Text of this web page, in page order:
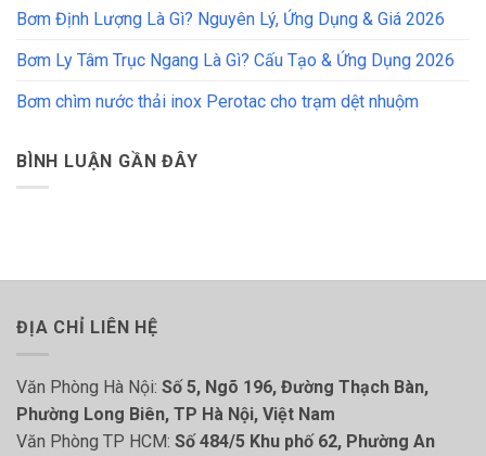
Bơm Định Lượng Là Gì? Nguyên Lý, Ứng Dụng & Giá 2026
Bơm Ly Tâm Trục Ngang Là Gì? Cấu Tạo & Ứng Dụng 2026
Bơm chìm nước thải inox Perotac cho trạm dệt nhuộm
BÌNH LUẬN GẦN ĐÂY
ĐỊA CHỈ LIÊN HỆ
Văn Phòng Hà Nội: Số 5, Ngõ 196, Đường Thạch Bàn,
Phường Long Biên, TP Hà Nội, Việt Nam
Văn Phòng TP HCM: Số 484/5 Khu phố 62, Phường An